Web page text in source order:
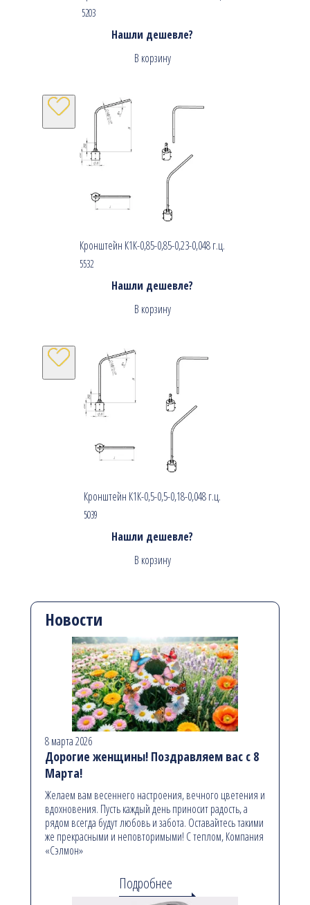
5203
Нашли дешевле?
В корзину
Кронштейн К1К-0,85-0,85-0,23-0,048 г.ц.
5532
Нашли дешевле?
В корзину
Кронштейн К1К-0,5-0,5-0,18-0,048 г.ц.
5039
Нашли дешевле?
В корзину
Новости
8 марта 2026
Дорогие женщины! Поздравляем вас с 8
Марта!
Желаем вам весеннего настроения, вечного цветения и
вдохновения. Пусть каждый день приносит радость, а
рядом всегда будут любовь и забота. Оставайтесь такими
же прекрасными и неповторимыми! С теплом, Компания
«Сэлмон»
Подробнее